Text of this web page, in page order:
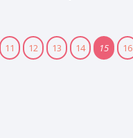
11 12 13 14 15 16